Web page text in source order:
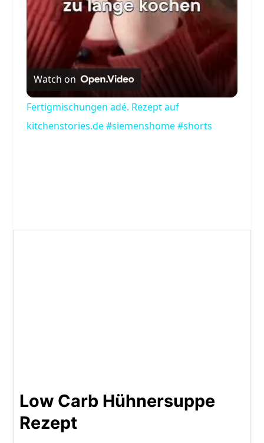
Watch on
Fertigmischungen adé. Rezept auf
kitchenstories.de #siemenshome #shorts
Low Carb Hühnersuppe
Rezept